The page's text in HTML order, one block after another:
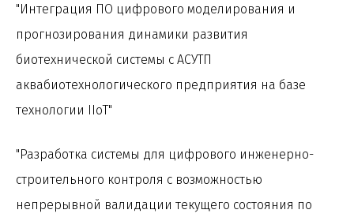
"Интеграция ПО цифрового моделирования и
прогнозирования динамики развития
биотехнической системы с АСУТП
аквабиотехнологического предприятия на базе
технологии IIoT"
"Разработка системы для цифрового инженерно-
строительного контроля с возможностью
непрерывной валидации текущего состояния по